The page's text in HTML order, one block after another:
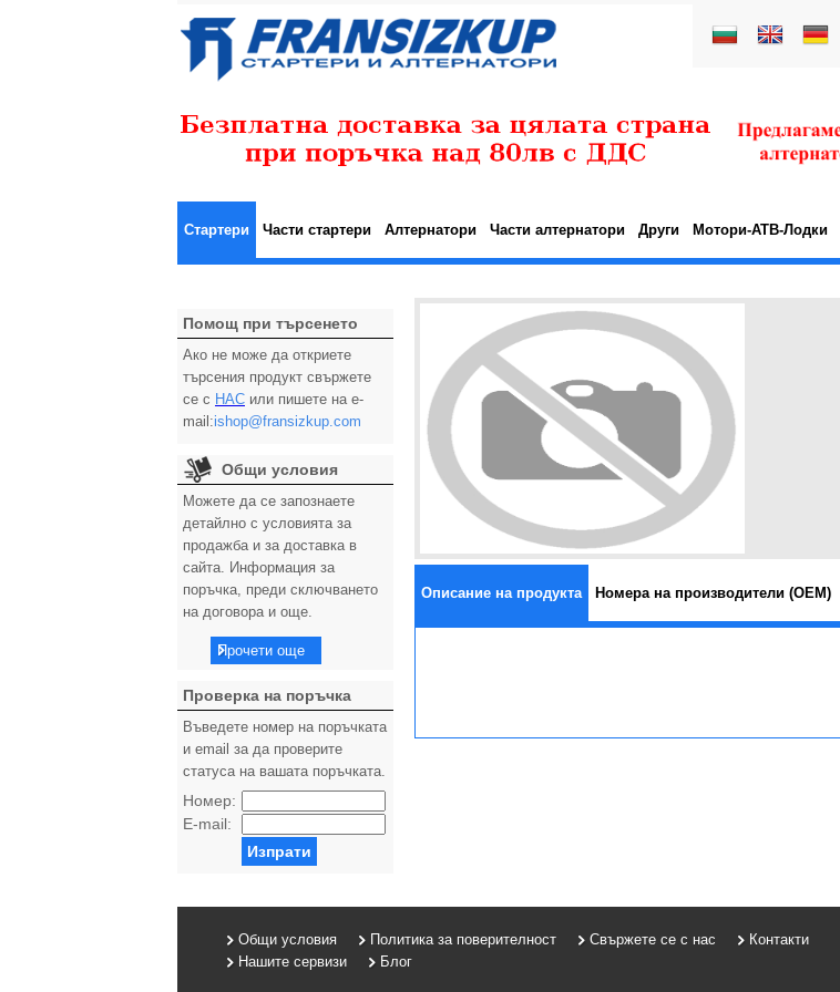
Стартери Части стартери Алтернатори Части алтернатори Други Мотори-АТВ-Лодки
Помощ при търсенето
Ако не може да откриете
търсения продукт свържете
се с НАС или пишете на e-
mail:ishop@fransizkup.com
Общи условия
Можете да се запознаете
детайлно с условията за
продажба и за доставка в
сайта. Информация за
поръчка, преди сключването
на договора и още.
Прочети още
Проверка на поръчка
Въведете номер на поръчката
и email за да проверите
статуса на вашата поръчката.
Номер:
E-mail:
Изпрати
Описание на продукта Номера на производители (OEM)
Общи условия Политика за поверителност Свържете се с нас
Контакти
Нашите сервизи
Блог